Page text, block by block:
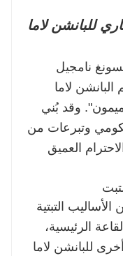
للبانشن لاما
نامجيل
لاما
وقد بُني
بتمويل حكومي وتبرعات من
العميق
التبتية
الرئيسية،
للبانشن لاما